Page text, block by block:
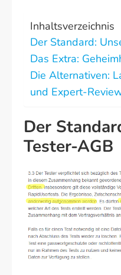
Inhaltsverzeichnis
Der Standard:
Das Extra:
Die Alternativen:
und Expert-
Der
Tester-AGB